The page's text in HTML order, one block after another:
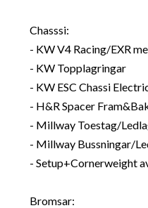
Chasssi:
- KW V4 Racing/EXR
- KW Topplagringar
- KW ESC Chassi
- H&R Spacer
- Millway Toestag/
- Millway Bussningar/
- Setup+Cornerweight
Bromsar: